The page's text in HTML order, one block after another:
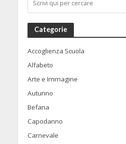
Categorie
Accoglienza Scuola
Alfabeto
Arte e Immagine
Autunno
Befana
Capodanno
Carnevale